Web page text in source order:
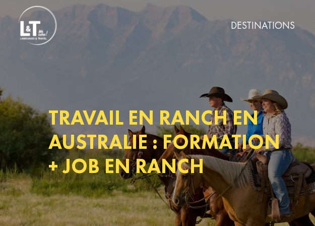
DESTINATIONS
TRAVAIL EN RANCH EN
AUSTRALIE : FORMATION
+ JOB EN RANCH